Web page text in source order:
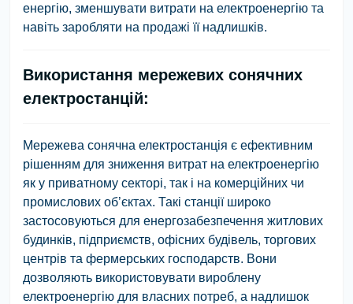
енергію, зменшувати витрати на електроенергію та
навіть заробляти на продажі її надлишків.
Використання мережевих сонячних
електростанцій:
Мережева сонячна електростанція є ефективним
рішенням для зниження витрат на електроенергію
як у приватному секторі, так і на комерційних чи
промислових об’єктах. Такі станції широко
застосовуються для енергозабезпечення житлових
будинків, підприємств, офісних будівель, торгових
центрів та фермерських господарств. Вони
дозволяють використовувати вироблену
електроенергію для власних потреб, а надлишок